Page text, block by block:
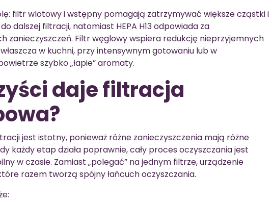
filtr wlotowy i wstępny pomagają zatrzymywać większe cząstki i
dalszej filtracji, natomiast HEPA H13 odpowiada za
zanieczyszczeń. Filtr węglowy wspiera redukcję nieprzyjemnych
w kuchni, przy intensywnym gotowaniu lub w
szybko „łapie” aromaty.
daje filtracja
jest istotny, ponieważ różne zanieczyszczenia mają różne
każdy etap działa poprawnie, cały proces oczyszczania jest
w czasie. Zamiast „polegać” na jednym filtrze, urządzenie
razem tworzą spójny łańcuch oczyszczania.